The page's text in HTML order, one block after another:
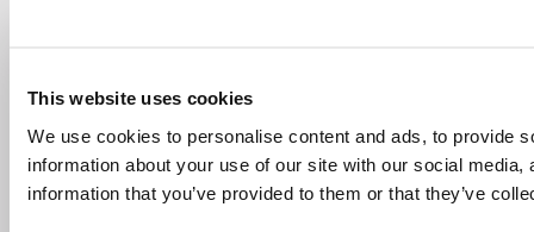
This website uses cookies
We use cookies to personalise content and ads, to provide
information about your use of our site with our social
information that you’ve provided to them or that they’ve